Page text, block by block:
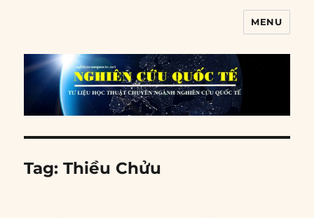
MENU
Tag:Thiều Chửu